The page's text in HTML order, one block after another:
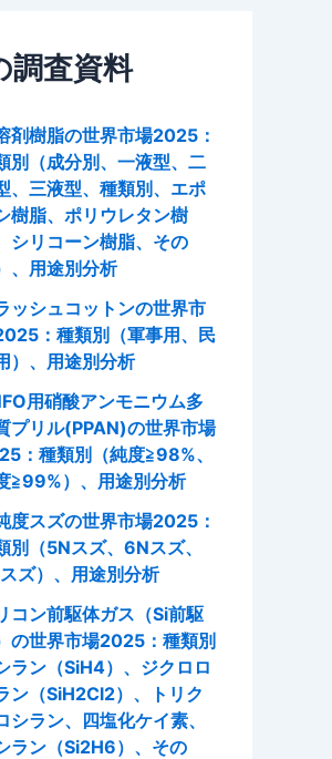
調査資料
剤樹脂の世界市場2025：
別（成分別、一液型、二
、三液型、種類別、エポ
樹脂、ポリウレタン樹
シリコーン樹脂、その
、用途別分析
ッシュコットンの世界市
：種類別（軍事用、民
）、用途別分析
用硝酸アンモニウム多
プリル(PPAN)の世界市場
：種類別（純度≧98%、
≧99%）、用途別分析
度スズの世界市場2025：
別（5Nスズ、6Nスズ、
ズ）、用途別分析
コン前駆体ガス（Si前駆
の世界市場2025：種類別
ラン（SiH4）、ジクロロ
ン（SiH2Cl2）、トリク
シラン、四塩化ケイ素、
ラン（Si2H6）、その